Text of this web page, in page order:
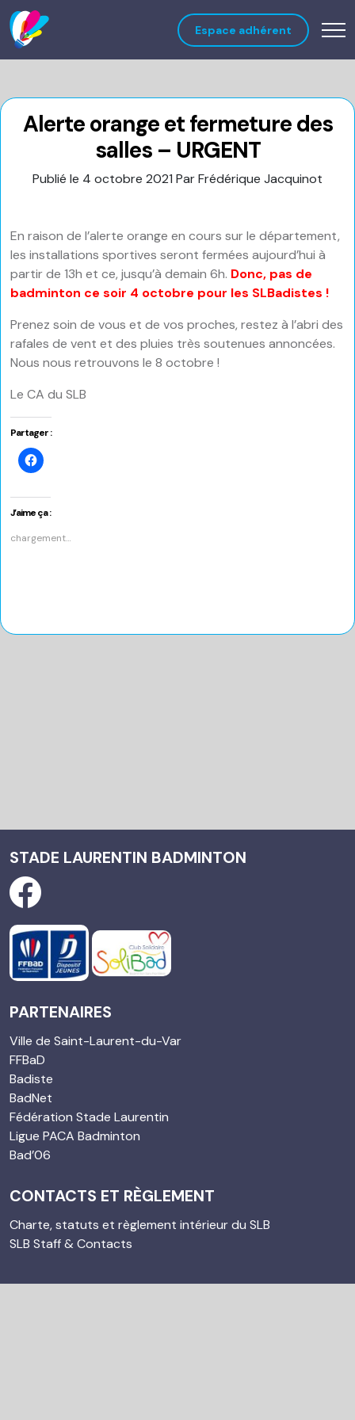
Espace adhérent
Alerte orange et fermeture des
salles – URGENT
Publié le 4 octobre 2021 Par Frédérique Jacquinot
En raison de l’alerte orange en cours sur le département,
les installations sportives seront fermées aujourd’hui à
partir de 13h et ce, jusqu’à demain 6h. Donc, pas de
badminton ce soir 4 octobre pour les SLBadistes !
Prenez soin de vous et de vos proches, restez à l’abri des
rafales de vent et des pluies très soutenues annoncées.
Nous nous retrouvons le 8 octobre !
Le CA du SLB
Partager :
Cliquez
pour
Facebook(ouvre
dans
une
fenêtre)
J’aime ça :
chargement…
STADE LAURENTIN BADMINTON
PARTENAIRES
Ville de Saint-Laurent-du-Var
FFBaD
Badiste
BadNet
Fédération Stade Laurentin
Ligue PACA Badminton
Bad’06
CONTACTS ET RÈGLEMENT
Charte, statuts et règlement intérieur du SLB
SLB Staff & Contacts